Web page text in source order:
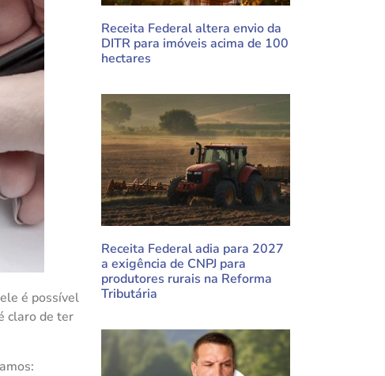
é possível
claro de ter
Receita Federal altera envio da
DITR para imóveis acima de 100
hectares
Receita Federal adia para 2027
a exigência de CNPJ para
produtores rurais na Reforma
Tributária